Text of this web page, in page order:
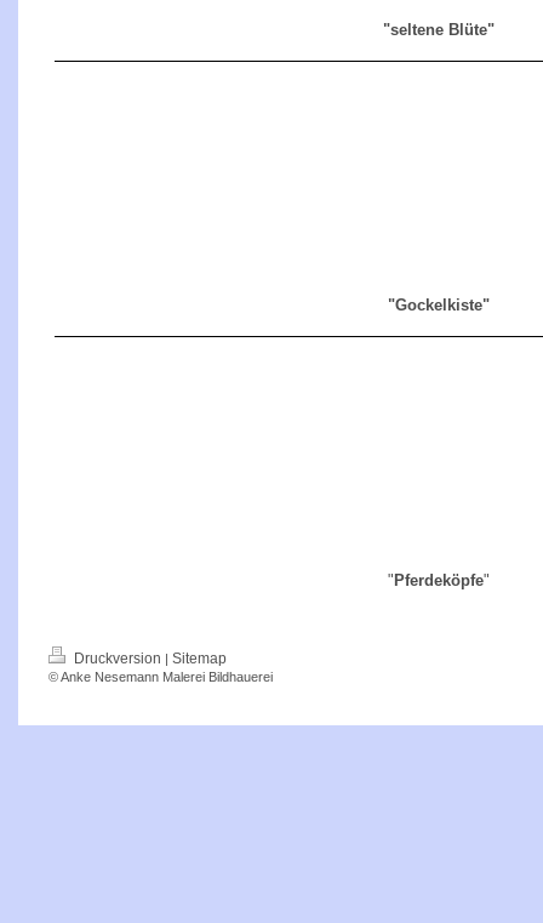
"seltene Blüte "
"Gockelkiste"
" Pferdeköpfe"
Druckversion | Sitemap
© Anke Nesemann Malerei Bildhauerei